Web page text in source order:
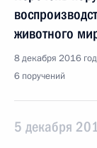
животного
8 декабря 2016
6 поручений
5 декабря